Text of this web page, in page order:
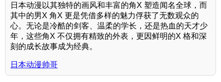
日本动漫以其独特的画风和丰富的角X 塑造闻名全球，而
其中的男X 角X 更是凭借多样的魅力俘获了无数观众的
心。无论是冷酷的剑客、温柔的学长，还是热血的天才少
年，这些角X 不仅拥有精致的外表，更因鲜明的X 格和深
刻的成长故事成为经典。
日本动漫帅哥